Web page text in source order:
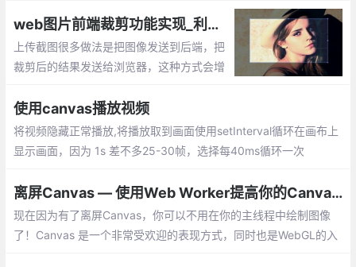
web图片前端裁剪功能实现_利用html5 canvas技术实现图片裁剪
上传截图很多做法是把图像发送到后端，把
裁剪后的结果发送给浏览器，这种方式会增
端的剪切：这里头关键有三步：显示未经处
理的图片，得到裁剪区域，显示裁剪后的区
域。
使用canvas播放视频
将视频隐藏正常播放,将播放取到画面使用setInterval循环在画布上
显示画面，因为 1s 差不多25-30帧，选择每40ms循环一次
离屏Canvas — 使用Web Worker提高你的Canvas运行速度
现在因为有了离屏Canvas，你可以不用在你的主线程中绘制图像
了！Canvas 是一个非常受欢迎的表现方式，同时也是WebGL的入